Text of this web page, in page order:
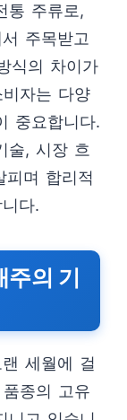
통 주류로,
주목받고
식의 차이가
자는 다양
중요합니다.
술, 시장 흐
피며 합리적
다.
주의 기
세월에 걸
종의 고유